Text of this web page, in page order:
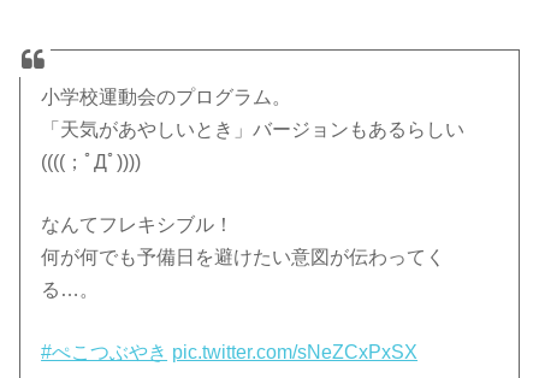
小学校運動会のプログラム。
「天気があやしいとき」バージョンもあるらしい
((((；ﾟДﾟ))))
なんてフレキシブル！
何が何でも予備日を避けたい意図が伝わってく
る…。
#ぺこつぶやき pic.twitter.com/sNeZCxPxSX